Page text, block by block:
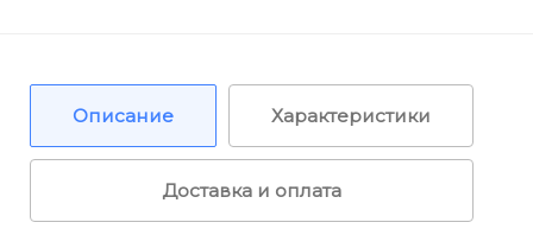
Описание Характеристики
Доставка и оплата